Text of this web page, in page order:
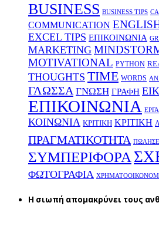
BUSINESS BUSINESS TIPS
COMMUNICATION
EXCEL TIPS EΠΙΚΟΙΝΩΝΙΑ
MARKETING
MOTIVATIONAL PYTHON
THOUGHTS TIME WORDS
ΓΛΩΣΣΑ ΓΝΩΣΗ ΓΡΑΦΗ
ΕΠΙΚΟΙΝΩΝΙΑ
ΚΟΙΝΩΝΙΑ ΚΡΙΤΙΚΗ ΚΡΙΤΙΚΗ
ΠΡΑΓΜΑΤΙΚΟΤΗΤΑ
ΣΥΜΠΕΡΙΦΟΡΑ
ΦΩΤΟΓΡΑΦΙΑ
H σιωπή απομακρύνει τους